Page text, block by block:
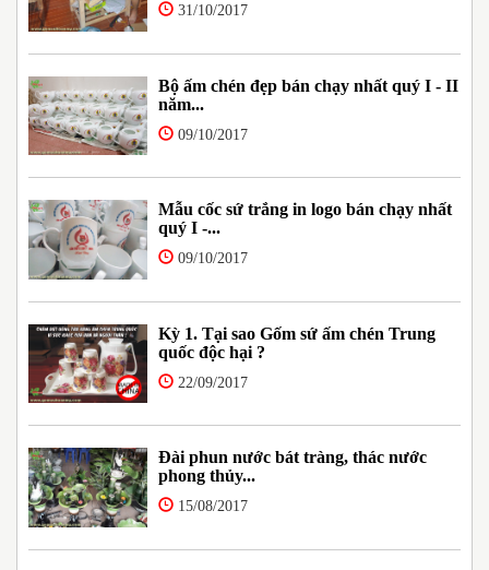
31/10/2017
Bộ ấm chén đẹp bán chạy nhất quý I - II
năm...
09/10/2017
Mẫu cốc sứ trắng in logo bán chạy nhất
quý I -...
09/10/2017
Kỳ 1. Tại sao Gốm sứ ấm chén Trung
quốc độc hại ?
22/09/2017
Đài phun nước bát tràng, thác nước
phong thủy...
15/08/2017